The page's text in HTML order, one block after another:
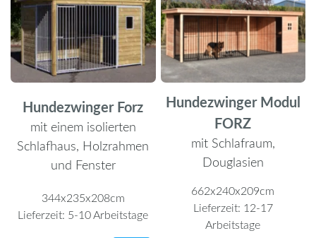
Hundezwinger Forz
mit einem isolierten
Schlafhaus, Holzrahmen
und Fenster
344x235x208cm
Lieferzeit: 5-10 Arbeitstage
Hundezwinger Modul
FORZ
mit Schlafraum,
Douglasien
662x240x209cm
Lieferzeit: 12-17
Arbeitstage